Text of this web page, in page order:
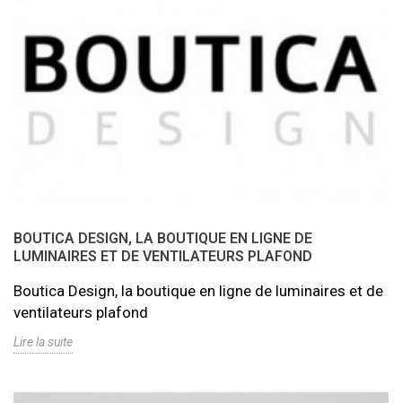
BOUTICA DESIGN, LA BOUTIQUE EN LIGNE DE
LUMINAIRES ET DE VENTILATEURS PLAFOND
Boutica Design, la boutique en ligne de luminaires et de
ventilateurs plafond
Lire la suite